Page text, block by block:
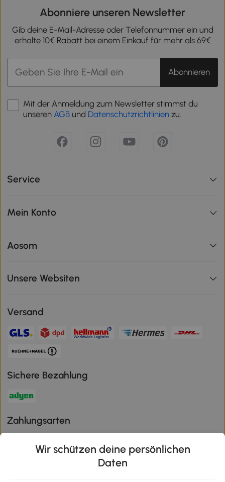
Abonniere unseren Newsletter
Gib deine E-Mail-Adresse oder Telefonnummer ein und
erhalte 10€ Rabatt bei einem Einkauf für mehr als 69€
Abonnieren
Mit der Anmeldung zum Newsletter stimmst du
unseren AGB und Datenschutzrichtlinien zu.
Service
Mein Konto
Aosom
Unsere Websiten
Versand
Sichere Bezahlung
Zahlungsarten
Wir schützen deine persönlichen
Daten